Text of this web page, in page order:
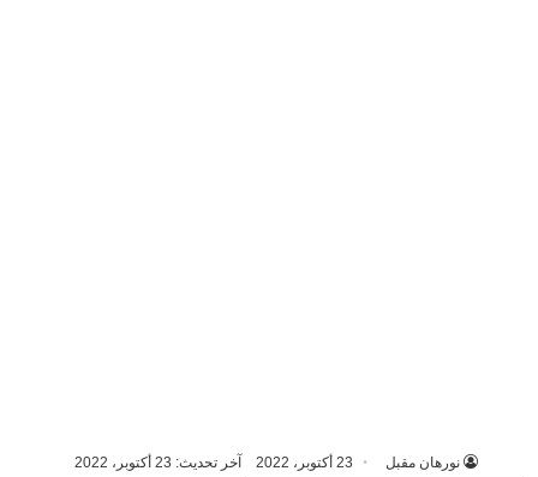
نورهان مقبل 23 أكتوبر، 2022 آخر تحديث: 23 أكتوبر، 2022